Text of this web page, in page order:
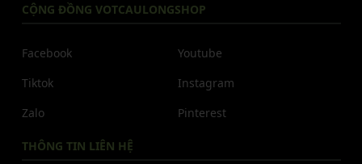
CỘNG ĐỒNG VOTCAULONGSHOP
Facebook
Tiktok
Zalo
Youtube
Instagram
Pinterest
THÔNG TIN LIÊN HỆ